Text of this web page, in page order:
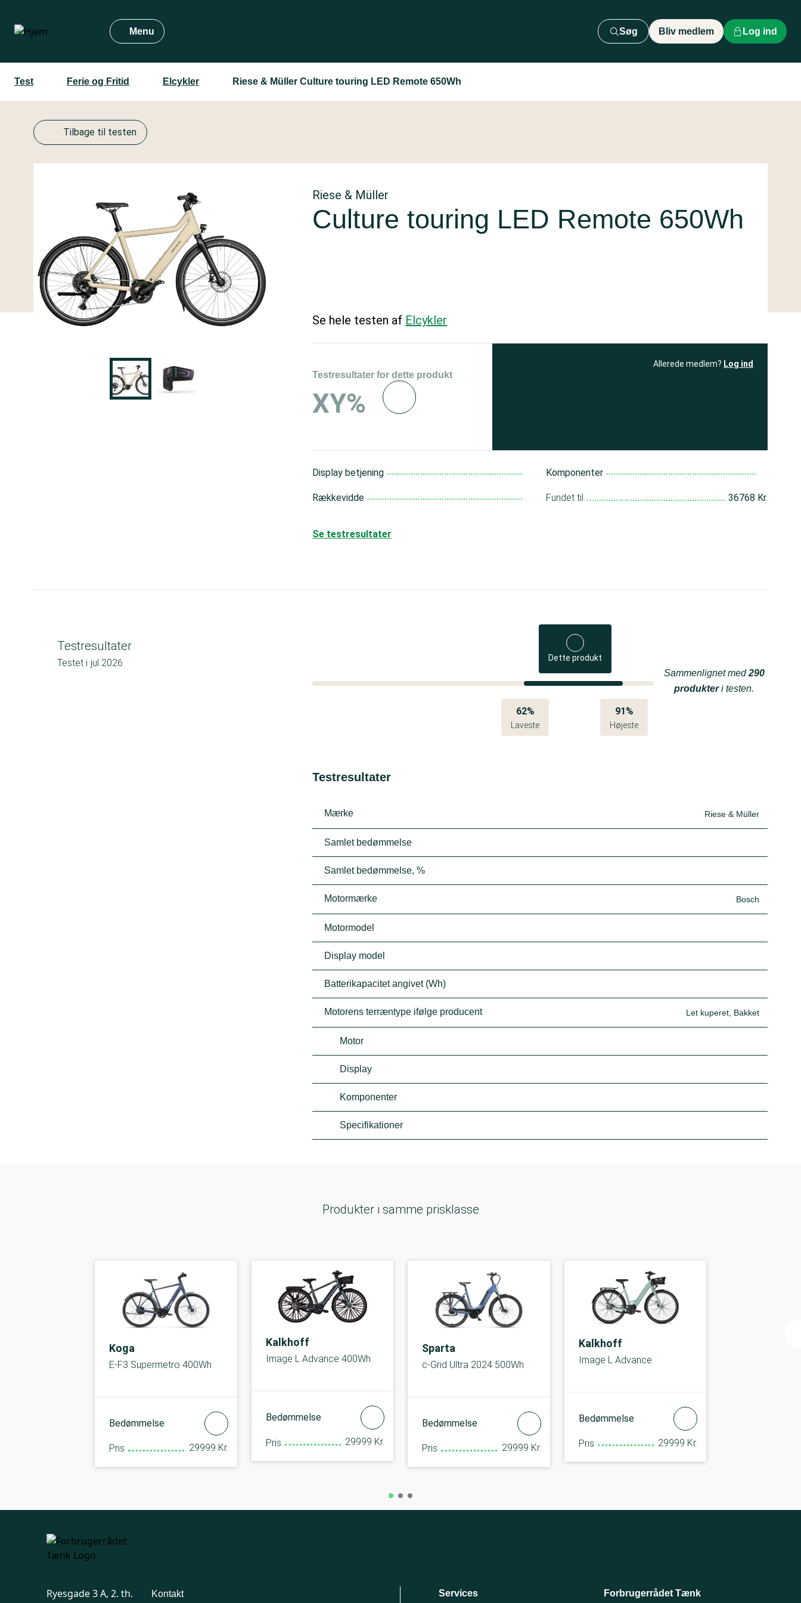
hovedindhold
Menu Søg Bliv medlem Log ind
Test Ferie og Fritid Elcykler Riese & Müller Culture touring LED Remote 650Wh
Tilbage til testen
Riese & Müller
Culture touring LED Remote 650Wh
Se hele testen af Elcykler
Testresultater for dette produkt
XY%
Allerede medlem? Log ind
Display betjening
Rækkevidde
Komponenter
Fundet til 36768 Kr.
Se testresultater
Testresultater
Testet i jul 2026 Dette produkt
62%
Laveste
91%
Højeste
Sammenlignet med290
produkteri testen.
Testresultater
Mærke Riese & Müller
Samlet bedømmelse
Samlet bedømmelse, %
Motormærke Bosch
Motormodel
Display model
Batterikapacitet angivet (Wh)
Motorens terræntype ifølge producent Let kuperet, Bakket
Motor
Display
Komponenter
Specifikationer
Produkter i samme prisklasse
Koga
E-F3 Supermetro 400Wh
Bedømmelse
Pris 29999 Kr.
Kalkhoff
Image L Advance 400Wh
Bedømmelse
Pris 29999 Kr.
Sparta
c-Grid Ultra 2024 500Wh
Bedømmelse
Pris 29999 Kr.
Kalkhoff
Image L Advance
Bedømmelse
Pris 29999 Kr.
Ryesgade 3 A, 2. th.
Kontakt Services Forbrugerrådet Tænk